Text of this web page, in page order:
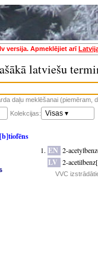
versija. Apmeklējiet arī
latviešu
daļu meklēšanai (piemēram,
Kolekcijas: Visas ▾
EN 2-
LV 2-
VVC